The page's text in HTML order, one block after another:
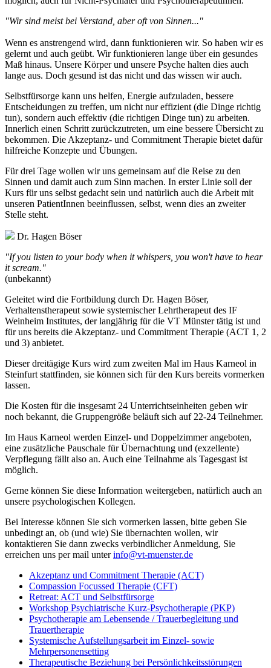
"Wir sind meist bei Verstand, aber oft von Sinnen..."
Wenn es anstrengend wird, dann funktionieren wir. So haben wir es
gelernt und auch geübt. Wir funktionieren lange über ein gesundes
Maß hinaus. Unsere Körper und unsere Psyche halten dies auch
lange aus. Doch gesund ist das nicht und das wissen wir auch.
Selbstfürsorge kann uns helfen, Energie aufzuladen, bessere
Entscheidungen zu treffen, um nicht nur effizient (die Dinge richtig
tun), sondern auch effektiv (die richtigen Dinge tun) zu arbeiten.
Innerlich einen Schritt zurückzutreten, um eine bessere Übersicht zu
bekommen. Die Akzeptanz- und Commitment Therapie bietet dafür
hilfreiche Konzepte und Übungen.
Für drei Tage wollen wir uns gemeinsam auf die Reise zu den
Sinnen und damit auch zum Sinn machen. In erster Linie soll der
Kurs für uns selbst gedacht sein und natürlich auch die Arbeit mit
unseren PatientInnen beeinflussen, selbst, wenn dies an zweiter
Stelle steht.
Dr. Hagen Böser
"If you listen to your body when it whispers, you won't have to hear
it scream."
(unbekannt)
Geleitet wird die Fortbildung durch Dr. Hagen Böser,
Verhaltenstherapeut sowie systemischer Lehrtherapeut des IF
Weinheim Institutes, der langjährig für die VT Münster tätig ist und
für uns bereits die Akzeptanz- und Commitment Therapie (ACT 1, 2
und 3) anbietet.
Dieser dreitägige Kurs wird zum zweiten Mal im Haus Karneol in
Steinfurt stattfinden, sie können sich für den Kurs bereits vormerken
lassen.
Die Kosten für die insgesamt 24 Unterrichtseinheiten geben wir
noch bekannt, die Gruppengröße beläuft sich auf 22-24 Teilnehmer.
Im Haus Karneol werden Einzel- und Doppelzimmer angeboten,
eine zusätzliche Pauschale für Übernachtung und (exzellente)
Verpflegung fällt also an. Auch eine Teilnahme als Tagesgast ist
möglich.
Gerne können Sie diese Information weitergeben, natürlich auch an
unsere psychologischen Kollegen.
Bei Interesse können Sie sich vormerken lassen, bitte geben Sie
unbedingt an, ob (und wie) Sie übernachten wollen, wir
kontaktieren Sie dann zwecks verbindlicher Anmeldung, Sie
erreichen uns per mail unterinfo@vt-muenster.de
Akzeptanz und Commitment Therapie (ACT)
Compassion Focussed Therapie (CFT)
Retreat: ACT und Selbstfürsorge
Workshop Psychiatrische Kurz-Psychotherapie (PKP)
Psychotherapie am Lebensende / Trauerbegleitung und
Trauertherapie
Systemische Aufstellungsarbeit im Einzel- sowie
Mehrpersonensetting
Therapeutische Beziehung bei Persönlichkeitsstörungen